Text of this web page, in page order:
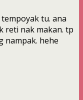
tu. ana
reti nak makan. tp
nampak. hehe